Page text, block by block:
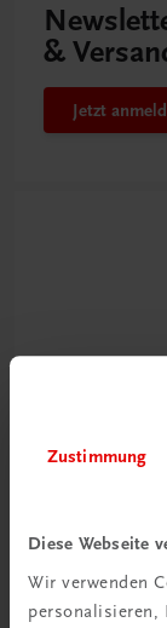
Zustimmung
Diese Webseite
Wir verwenden
personalisieren,
&
Jetzt
Neu zur
Mehr dazu